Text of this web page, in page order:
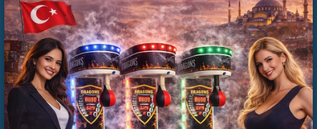
Trendyol - Hepsiburada Jetonlu Boks Oyun
Salonu PCB Yumruk Atma Makinesi Elektroniği